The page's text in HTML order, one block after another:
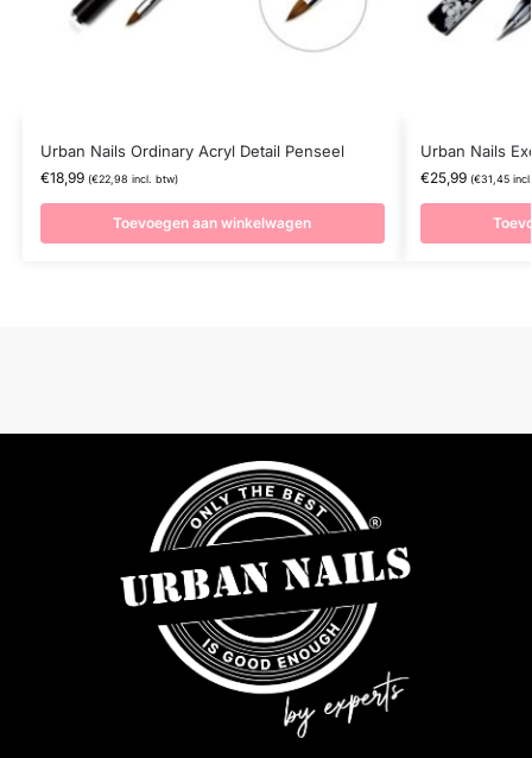
Urban Nails Ordinary Acryl Detail Penseel
€18,99 (€22,98 incl. btw)
Toevoegen aan winkelwagen
Urban Nails
€25,99 (€31,45